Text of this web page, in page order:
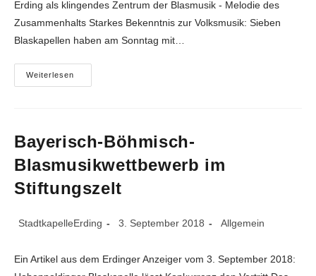
Erding als klingendes Zentrum der Blasmusik - Melodie des
Zusammenhalts Starkes Bekenntnis zur Volksmusik: Sieben
Blaskapellen haben am Sonntag mit…
Weiterlesen
Bezirksmusikfest
Stadtkapelle
Bayerisch-Böhmisch-
Blasmusikwettbewerb im
Stiftungszelt
Beitrags-
StadtkapelleErding
Beitrag
3. September 2018
Beitrags-
Allgemein
Ein Artikel aus dem Erdinger Anzeiger vom 3. September 2018: